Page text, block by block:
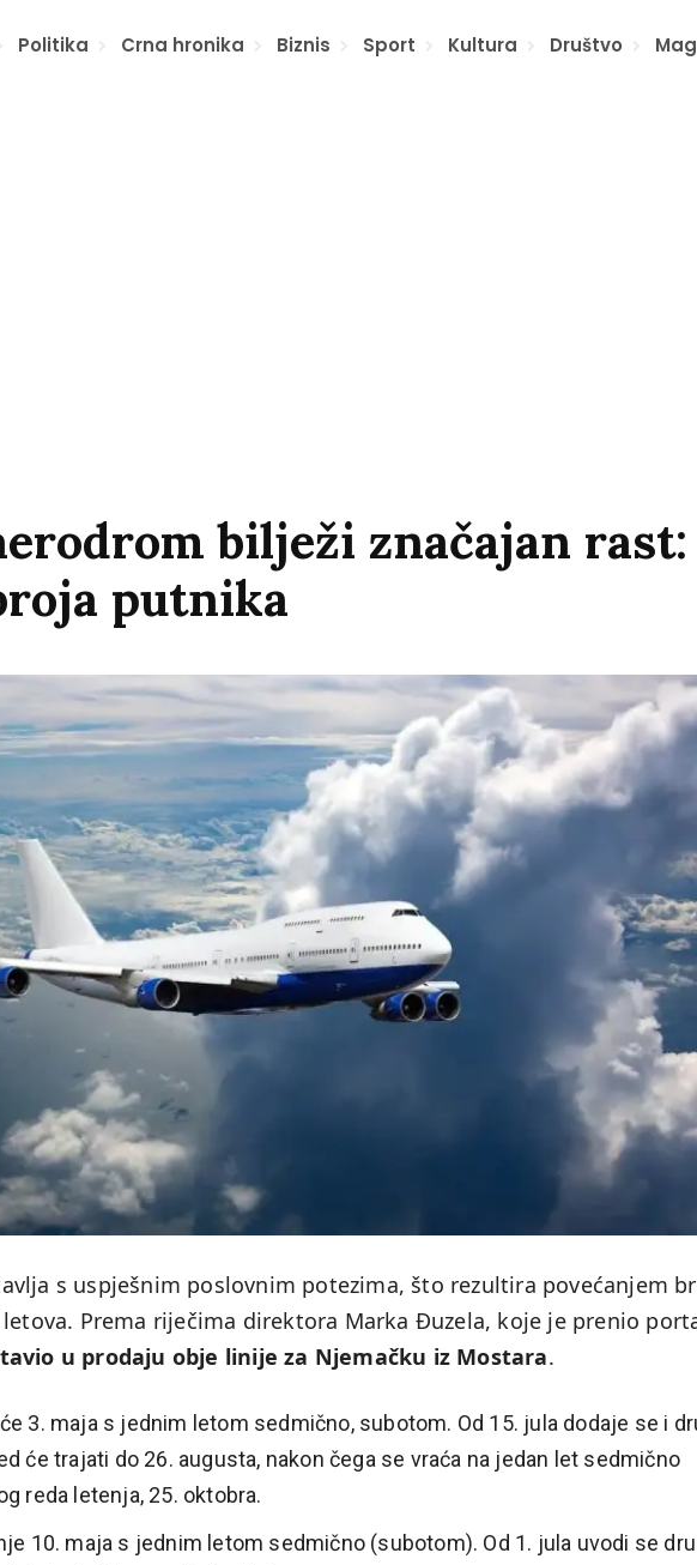
Politika Crna hronika Biznis Sport Kultura Društvo
bilježi značajan
putnika
s uspješnim poslovnim potezima, što rezultira povećanjem
Prema riječima direktora Marka Đuzela, koje je prenio
u prodaju obje linije za Njemačku iz Mostara.
3. maja s jednim letom sedmično, subotom. Od 15. jula dodaje se i
će trajati do 26. augusta, nakon čega se vraća na jedan let sedmično
reda letenja, 25. oktobra.
10. maja s jednim letom sedmično (subotom). Od 1. jula uvodi se